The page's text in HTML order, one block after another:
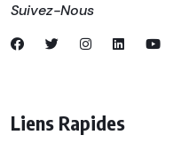
Suivez-Nous
Liens Rapides